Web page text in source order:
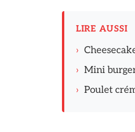
LIRE AUSSI
›
› Mini
› Poulet